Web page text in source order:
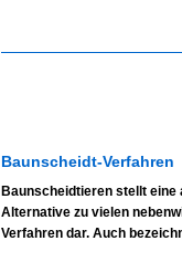
Baunscheidt-Verfahren
Baunscheidtieren stellt
Alternative zu vielen
Verfahren dar. Auch